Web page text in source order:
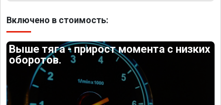
Включено в стоимость:
Выше тяга - прирост момента с низких
оборотов.